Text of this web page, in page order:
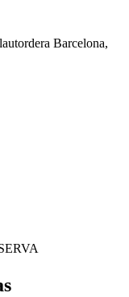
Barcelona,